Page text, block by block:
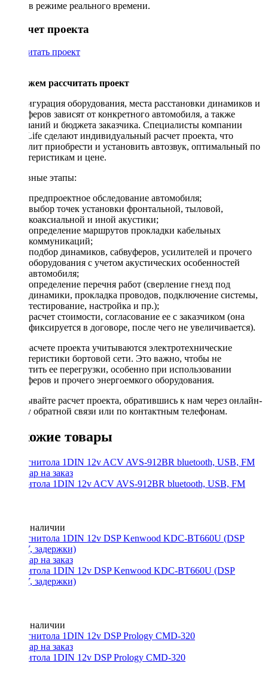
в режиме реального времени.
Рассчет проекта
Рассчитать проект
Поможем рассчитать проект
Конфигурация оборудования, места расстановки динамиков и
сабвуферов зависят от конкретного автомобиля, а также
пожеланий и бюджета заказчика. Специалисты компании
DriveLife сделают индивидуальный расчет проекта, что
позволит приобрести и установить автозвук, оптимальный по
характеристикам и цене.
Основные этапы:
предпроектное обследование автомобиля;
выбор точек установки фронтальной, тыловой,
коаксиальной и иной акустики;
определение маршрутов прокладки кабельных
коммуникаций;
подбор динамиков, сабвуферов, усилителей и прочего
оборудования с учетом акустических особенностей
автомобиля;
определение перечня работ (сверление гнезд под
динамики, прокладка проводов, подключение системы,
тестирование, настройка и пр.);
расчет стоимости, согласование ее с заказчиком (она
фиксируется в договоре, после чего не увеличивается).
При расчете проекта учитываются электротехнические
характеристики бортовой сети. Это важно, чтобы не
допустить ее перегрузки, особенно при использовании
сабвуферов и прочего энергоемкого оборудования.
Заказывайте расчет проекта, обратившись к нам через онлайн-
форму обратной связи или по контактным телефонам.
Похожие товары
Магнитола 1DIN 12v ACV AVS-912BR bluetooth, USB, FM
Нет в наличии
Магнитола 1DIN 12v DSP Kenwood KDC-BT660U (DSP
3WAY, задержки)
Нет в наличии
Магнитола 1DIN 12v DSP Prology CMD-320